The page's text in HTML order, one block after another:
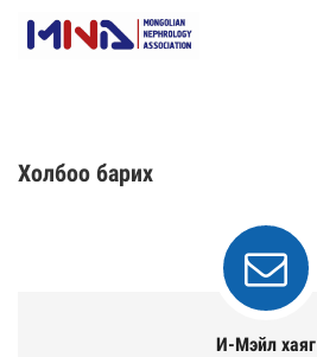
Холбоо барих
И-Мэйл хаяг